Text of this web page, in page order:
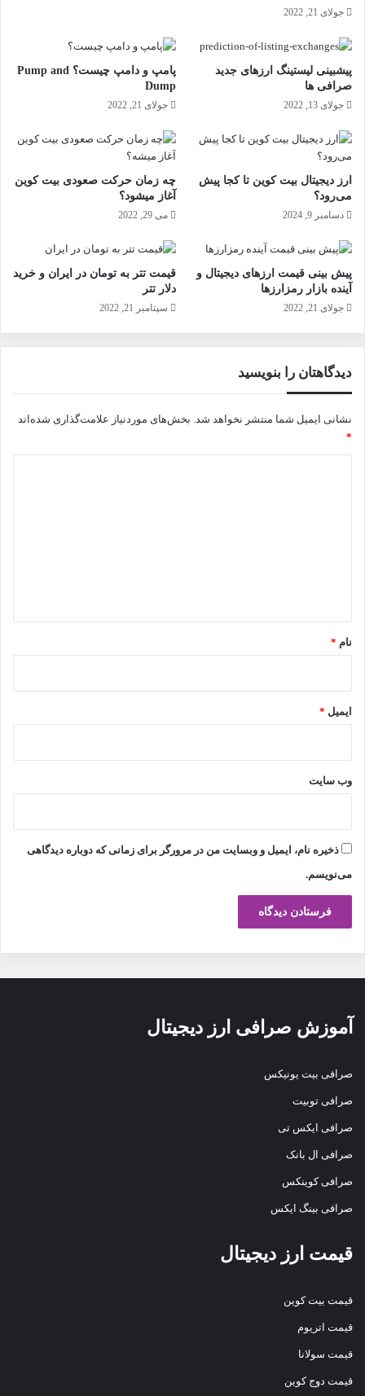
جولای 21, 2022
پیشبینی لیستینگ ارزهای جدید
صرافی ها
جولای 13, 2022
پامپ و دامپ چیست؟ Pump and
Dump
جولای 21, 2022
ارز دیجیتال بیت کوین تا کجا پیش
می‌رود؟
دسامبر 9, 2024
چه زمان حرکت صعودی بیت کوین
آغاز میشود؟
می 29, 2022
پیش بینی قیمت ارزهای دیجیتال و
آینده بازار رمزارزها
جولای 21, 2022
قیمت تتر به تومان در ایران و خرید
دلار تتر
سپتامبر 21, 2022
دیدگاهتان را بنویسید
نشانی ایمیل شما منتشر نخواهد شد. بخش‌های موردنیاز علامت‌گذاری شده‌اند
*
نام *
ایمیل *
وب‌ سایت
ذخیره نام، ایمیل و وبسایت من در مرورگر برای زمانی که دوباره دیدگاهی
می‌نویسم.
آموزش صرافی ارز دیجیتال
صرافی بیت یونیکس
صرافی توبیت
صرافی ایکس تی
صرافی ال بانک
صرافی کوینکس
صرافی بینگ ایکس
قیمت ارز دیجیتال
قیمت بیت کوین
قیمت اتریوم
قیمت سولانا
قیمت دوج کوین